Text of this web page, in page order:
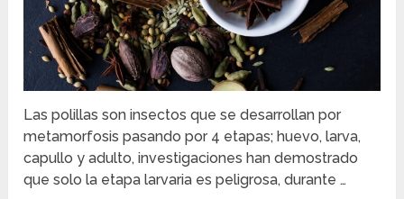
Las polillas son insectos que se desarrollan por
metamorfosis pasando por 4 etapas; huevo, larva,
capullo y adulto, investigaciones han demostrado
que solo la etapa larvaria es peligrosa, durante …